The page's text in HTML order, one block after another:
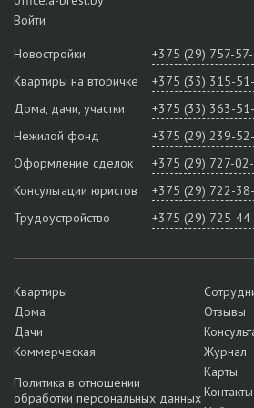
Войти
Новостройки
+375 (29) 757-
Квартиры на вторичке
+375 (33) 315-
Дома, дачи, участки
+375 (33) 363-
Нежилой фонд
+375 (29) 239-
Оформление сделок
+375 (29) 727-
Консультации юристов
+375 (29) 722-
Трудоустройство
+375 (29) 725-
Квартиры
Дома
Дачи
Коммерческая
Политика в отношении
обработки персональных данных
Отзывы
Журнал
Карты
Контакты